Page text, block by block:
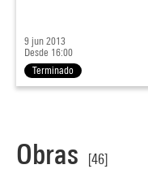
9 jun 2013
Desde 16:00
Terminado
Obras
[46]